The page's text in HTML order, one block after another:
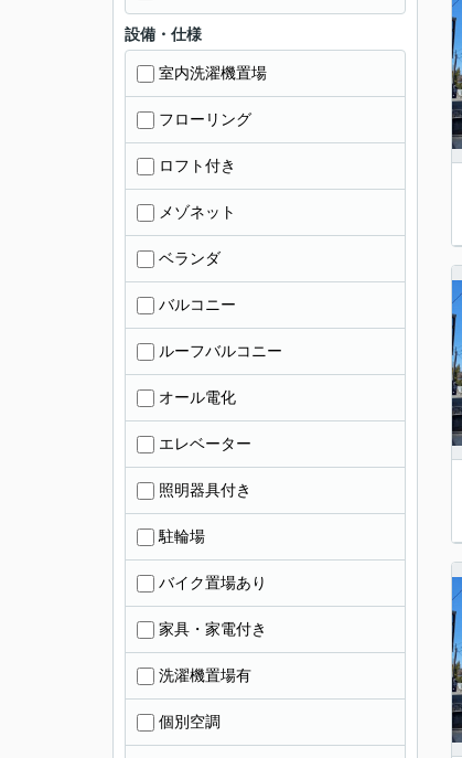
設備・仕様
室内洗濯機置場
フローリング
ロフト付き
メゾネット
ベランダ
バルコニー
ルーフバルコニー
オール電化
エレベーター
照明器具付き
駐輪場
バイク置場あり
家具・家電付き
洗濯機置場有
個別空調